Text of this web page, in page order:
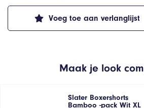
Voeg toe aan verlanglijst
Maak je look
Slater Boxershorts
Bamboo -pack Wit XL